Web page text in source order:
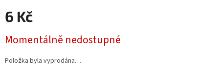
6 Kč
cena:
Momentálně nedostupné
Položka byla vyprodána…